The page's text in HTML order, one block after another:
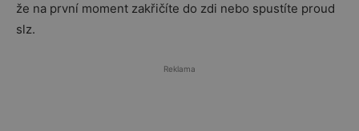
že na první moment zakřičíte do zdi nebo spustíte proud
slz.
Reklama